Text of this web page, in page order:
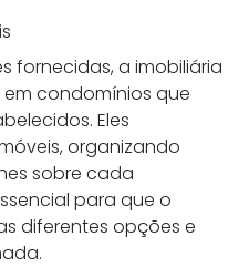
fornecidas, a imobiliária
condomínios que
Eles
organizando
sobre cada
para que o
diferentes opções e